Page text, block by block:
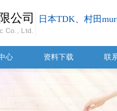
公司
Co., Ltd.
日本TDK、村田
心 资料下载 联